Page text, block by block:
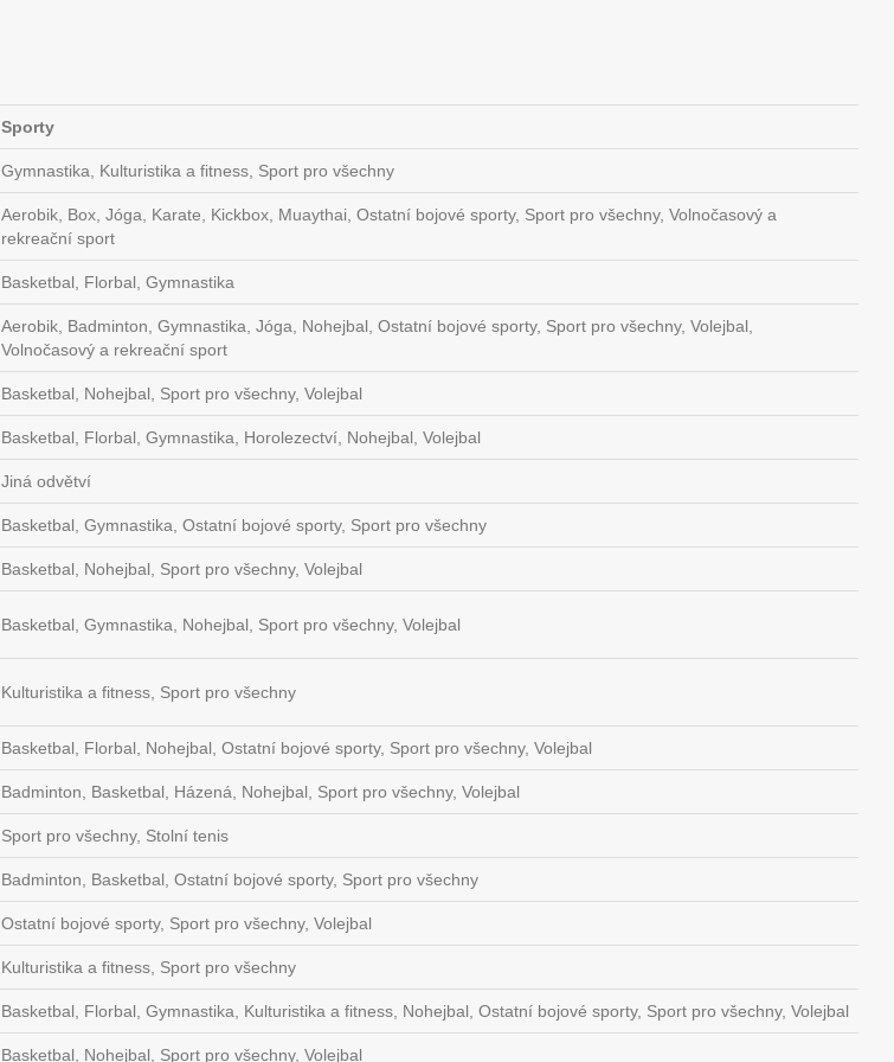
Sporty
Gymnastika, Kulturistika a fitness, Sport pro všechny
Aerobik, Box, Jóga, Karate, Kickbox, Muaythai, Ostatní bojové sporty, Sport pro všechny, Volnočasový a
rekreační sport
Basketbal, Florbal, Gymnastika
Aerobik, Badminton, Gymnastika, Jóga, Nohejbal, Ostatní bojové sporty, Sport pro všechny, Volejbal,
Volnočasový a rekreační sport
Basketbal, Nohejbal, Sport pro všechny, Volejbal
Basketbal, Florbal, Gymnastika, Horolezectví, Nohejbal, Volejbal
Jiná odvětví
Basketbal, Gymnastika, Ostatní bojové sporty, Sport pro všechny
Basketbal, Nohejbal, Sport pro všechny, Volejbal
Basketbal, Gymnastika, Nohejbal, Sport pro všechny, Volejbal
Kulturistika a fitness, Sport pro všechny
Basketbal, Florbal, Nohejbal, Ostatní bojové sporty, Sport pro všechny, Volejbal
Badminton, Basketbal, Házená, Nohejbal, Sport pro všechny, Volejbal
Sport pro všechny, Stolní tenis
Badminton, Basketbal, Ostatní bojové sporty, Sport pro všechny
Ostatní bojové sporty, Sport pro všechny, Volejbal
Kulturistika a fitness, Sport pro všechny
Basketbal, Florbal, Gymnastika, Kulturistika a fitness, Nohejbal, Ostatní bojové sporty, Sport pro všechny, Volejbal
Basketbal, Nohejbal, Sport pro všechny, Volejbal